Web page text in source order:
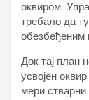
оквиром.
требало да
обезбеђеним
Док тај план
усвојен
мери